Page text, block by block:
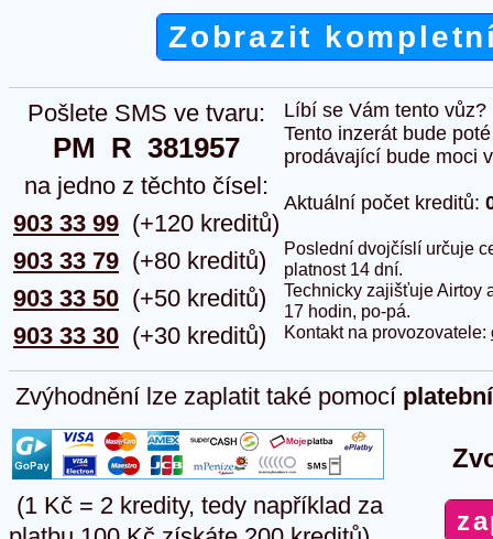
Zobrazit
Pošlete SMS ve tvaru:
PM  R  381957
na jedno z těchto čísel:
903 33 99
903 33 79
903 33 50
903 33 30
(+120 kreditů)
(+80 kreditů)
(+50 kreditů)
(+30 kreditů)
Líbí se Vám tento
Tento inzerát bude
prodávající bude moci
Aktuální počet kreditů:
Poslední dvojčíslí určuje
platnost 14 dní.
Technicky zajišťuje Airtoy
17 hodin, po-pá.
Kontakt na provozovatele:
Zvýhodnění lze zaplatit také pomocí
(1 Kč = 2 kredity, tedy například za